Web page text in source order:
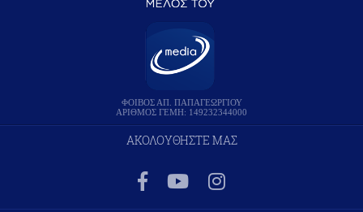
ΦΟΙΒΟΣ ΑΠ. ΠΑΠΑΓΕΩΡΓΙΟΥ
ΑΡΙΘΜΟΣ ΓΕΜΗ: 149232344000
ΑΚΟΛΟΥΘΗΣΤΕ ΜΑΣ